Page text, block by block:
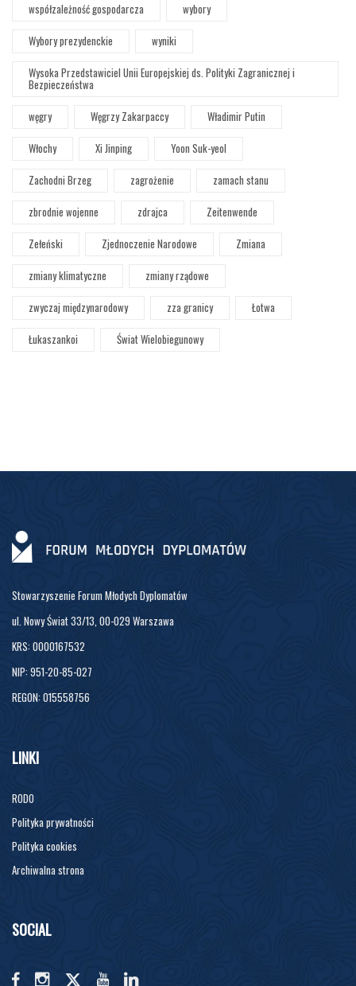
współzależność gospodarcza
wybory
Wybory prezydenckie
wyniki
Wysoka Przedstawiciel Unii Europejskiej ds. Polityki Zagranicznej i
Bezpieczeństwa
węgry
Węgrzy Zakarpaccy
Władimir Putin
Włochy
Xi Jinping
Yoon Suk-yeol
Zachodni Brzeg
zagrożenie
zamach stanu
zbrodnie wojenne
zdrajca
Zeitenwende
Zełeński
Zjednoczenie Narodowe
Zmiana
zmiany klimatyczne
zmiany rządowe
zwyczaj międzynarodowy
zza granicy
Łotwa
Łukaszankoi
Świat Wielobiegunowy
Stowarzyszenie Forum Młodych Dyplomatów
ul. Nowy Świat 33/13, 00-029 Warszawa
KRS: 0000167532
NIP: 951-20-85-027
REGON: 015558756
LINKI
RODO
Polityka prywatności
Polityka cookies
Archiwalna strona
SOCIAL